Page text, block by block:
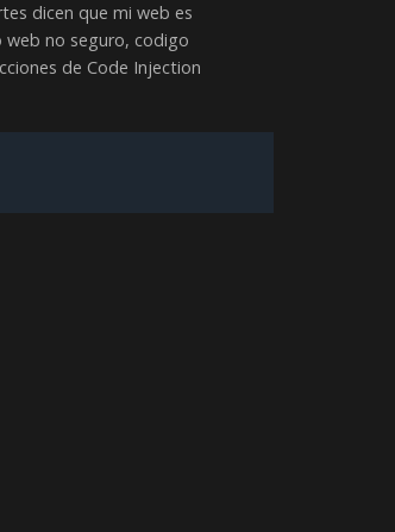
dicen que mi web es
no seguro, codigo
de Code Injection